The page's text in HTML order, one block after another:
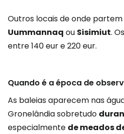
Outros locais de onde
Uummannaq ou Sisimiut.
entre 140 eur e 220 eur.
Quando é a época de
As baleias aparecem nas
Gronelândia sobretudo
especialmente de meados